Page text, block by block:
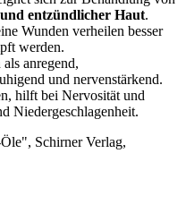
entzündlicher Haut.
Wunden verheilen besser
werden.
anregend,
und nervenstärkend.
hilft bei Nervosität und
Niedergeschlagenheit.
Schirner Verlag,